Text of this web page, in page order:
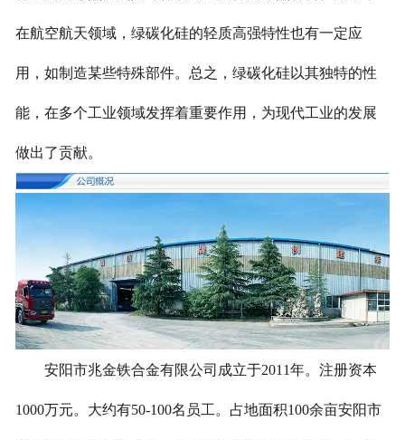
在航空航天领域，绿碳化硅的轻质高强特性也有一定应
用，如制造某些特殊部件。总之，绿碳化硅以其独特的性
能，在多个工业领域发挥着重要作用，为现代工业的发展
做出了贡献。
安阳市兆金铁合金有限公司成立于2011年。注册资本
1000万元。大约有50-100名员工。占地面积100余亩安阳市